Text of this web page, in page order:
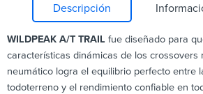
Descripción
WILDPEAK A/T TRAIL fue diseñado para
características dinámicas de los crossovers
neumático logra el equilibrio perfecto entre
todoterreno y el rendimiento confiable en